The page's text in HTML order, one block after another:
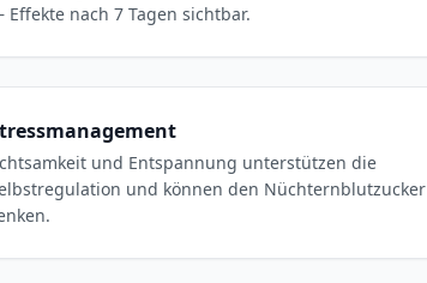
nach 7 Tagen sichtbar.
und Entspannung unterstützen die
und können den Nüchternblutzucker